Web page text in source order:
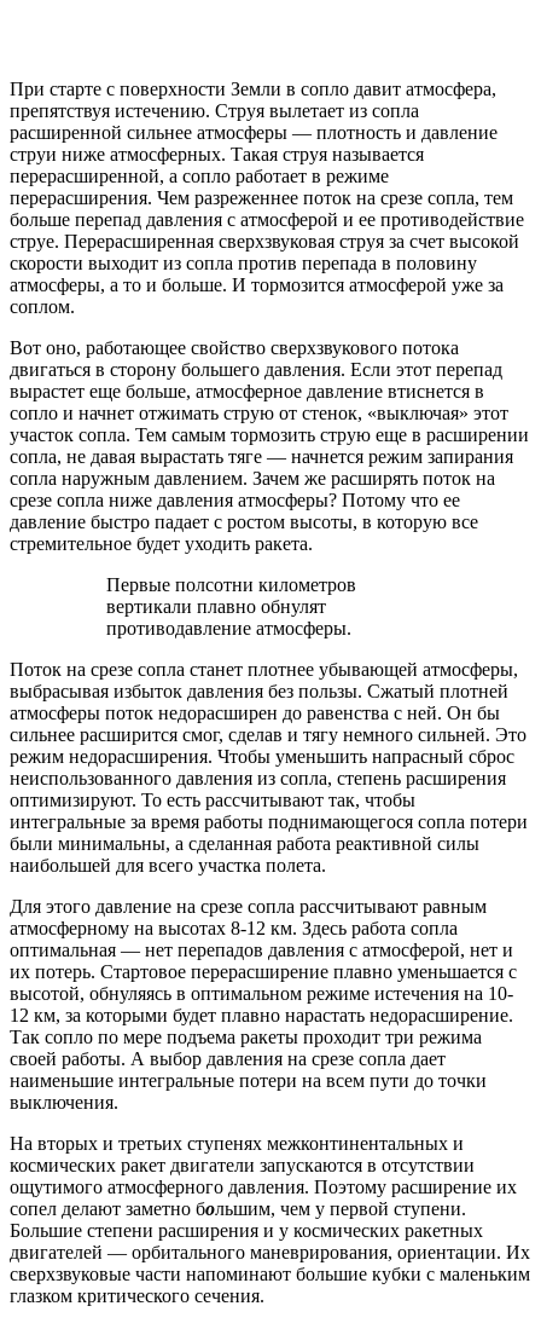
При старте с поверхности Земли в сопло давит атмосфера,
препятствуя истечению. Струя вылетает из сопла
расширенной сильнее атмосферы — плотность и давление
струи ниже атмосферных. Такая струя называется
перерасширенной, а сопло работает в режиме
перерасширения. Чем разреженнее поток на срезе сопла, тем
больше перепад давления с атмосферой и ее противодействие
струе. Перерасширенная сверхзвуковая струя за счет высокой
скорости выходит из сопла против перепада в половину
атмосферы, а то и больше. И тормозится атмосферой уже за
соплом.
Вот оно, работающее свойство сверхзвукового потока
двигаться в сторону большего давления. Если этот перепад
вырастет еще больше, атмосферное давление втиснется в
сопло и начнет отжимать струю от стенок, «выключая» этот
участок сопла. Тем самым тормозить струю еще в расширении
сопла, не давая вырастать тяге — начнется режим запирания
сопла наружным давлением. Зачем же расширять поток на
срезе сопла ниже давления атмосферы? Потому что ее
давление быстро падает с ростом высоты, в которую все
стремительное будет уходить ракета.
Первые полсотни километров
вертикали плавно обнулят
противодавление атмосферы.
Поток на срезе сопла станет плотнее убывающей атмосферы,
выбрасывая избыток давления без пользы. Сжатый плотней
атмосферы поток недорасширен до равенства с ней. Он бы
сильнее расширится смог, сделав и тягу немного сильней. Это
режим недорасширения. Чтобы уменьшить напрасный сброс
неиспользованного давления из сопла, степень расширения
оптимизируют. То есть рассчитывают так, чтобы
интегральные за время работы поднимающегося сопла потери
были минимальны, а сделанная работа реактивной силы
наибольшей для всего участка полета.
Для этого давление на срезе сопла рассчитывают равным
атмосферному на высотах 8-12 км. Здесь работа сопла
оптимальная — нет перепадов давления с атмосферой, нет и
их потерь. Стартовое перерасширение плавно уменьшается с
высотой, обнуляясь в оптимальном режиме истечения на 10-
12 км, за которыми будет плавно нарастать недорасширение.
Так сопло по мере подъема ракеты проходит три режима
своей работы. А выбор давления на срезе сопла дает
наименьшие интегральные потери на всем пути до точки
выключения.
На вторых и третьих ступенях межконтинентальных и
космических ракет двигатели запускаются в отсутствии
ощутимого атмосферного давления. Поэтому расширение их
сопел делают заметно большим, чем у первой ступени.
Большие степени расширения и у космических ракетных
двигателей — орбитального маневрирования, ориентации. Их
сверхзвуковые части напоминают большие кубки с маленьким
глазком критического сечения.